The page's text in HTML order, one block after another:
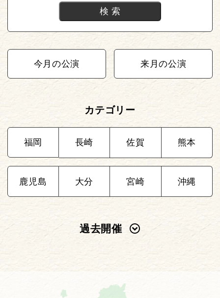
今月の公演 来月の公演
カテゴリー
福岡 長崎 佐賀 熊本
鹿児島 大分 宮崎 沖縄
過去開催